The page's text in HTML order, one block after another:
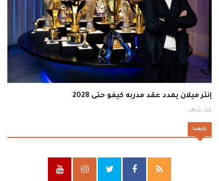
إنتر ميلان يمدد عقد مدربه كيفو حتى 2028
منذ شهر
تابعنا